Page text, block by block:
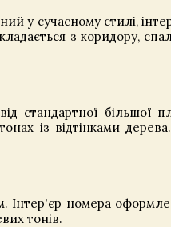
у сучасному стилі,
з коридору,
стандартної більшої
із відтінками
номера
тонів.